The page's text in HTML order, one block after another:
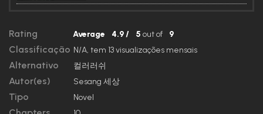
Rating Average 4.9/ 5 out of 9
Classificação N/A, tem 13 visualizações mensais
Alternativo 컬러러쉬
Autor(es) Sesang 세상
Tipo Novel